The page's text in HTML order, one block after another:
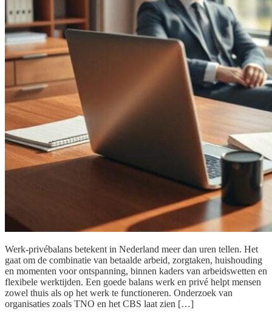
Werk-privébalans betekent in Nederland meer dan uren tellen. Het
gaat om de combinatie van betaalde arbeid, zorgtaken, huishouding
en momenten voor ontspanning, binnen kaders van arbeidswetten en
flexibele werktijden. Een goede balans werk en privé helpt mensen
zowel thuis als op het werk te functioneren. Onderzoek van
organisaties zoals TNO en het CBS laat zien […]